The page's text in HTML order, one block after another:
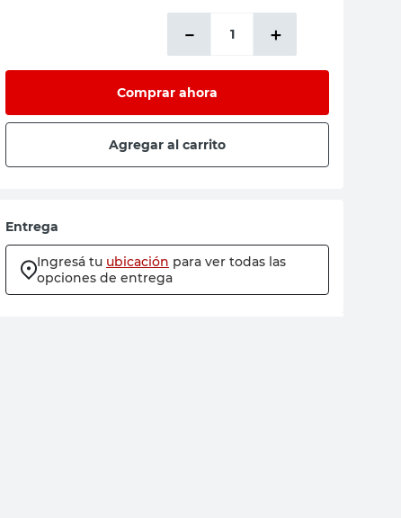
＋
－
Comprar ahora
Agregar al carrito
Entrega
Ingresá tu ubicación para ver todas las
opciones de entrega